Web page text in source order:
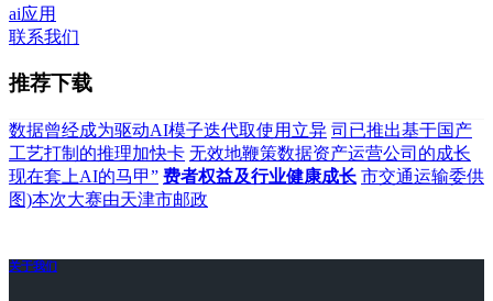
ai应用
联系我们
推荐下载
数据曾经成为驱动AI模子迭代取使用立异 司已推出基于国产
工艺打制的推理加快卡 无效地鞭策数据资产运营公司的成长
现在套上AI的马甲” 费者权益及行业健康成长 市交通运输委供
图)本次大赛由天津市邮政
关于我们